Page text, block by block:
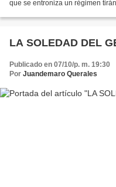
que se entroniza un régimen
LA SOLEDAD DEL
Publicado en 07/10/p. m. 19:30
Por Juandemaro Querales